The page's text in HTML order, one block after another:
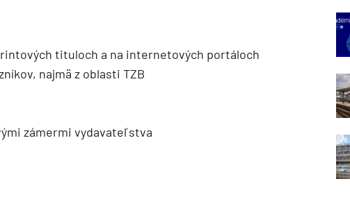
tituloch a na internetových portáloch
najmä z oblasti TZB
zámermi vydavateľstva